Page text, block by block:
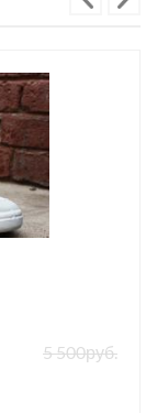
5 500руб.